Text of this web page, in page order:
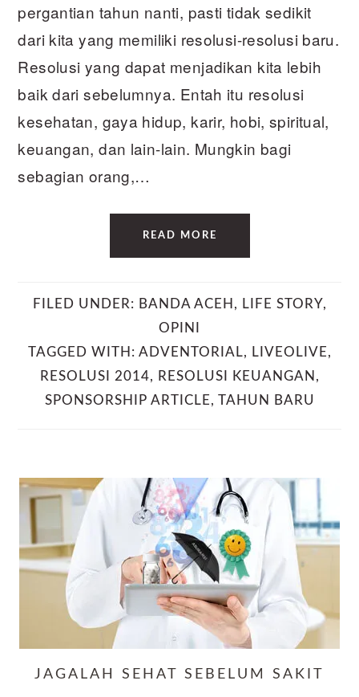
pergantian tahun nanti, pasti tidak sedikit
dari kita yang memiliki resolusi-resolusi baru.
Resolusi yang dapat menjadikan kita lebih
baik dari sebelumnya. Entah itu resolusi
kesehatan, gaya hidup, karir, hobi, spiritual,
keuangan, dan lain-lain. Mungkin bagi
sebagian orang,…
READ MORE
FILED UNDER: BANDA ACEH , LIFE STORY,
OPINI
TAGGED WITH: ADVENTORIAL, LIVEOLIVE,
RESOLUSI 2014, RESOLUSI KEUANGAN ,
SPONSORSHIP ARTICLE, TAHUN BARU
JAGALAH SEHAT SEBELUM SAKIT